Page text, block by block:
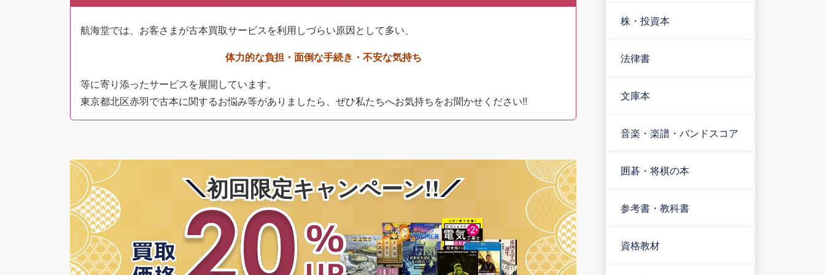
航海堂では、お客さまが古本買取サービスを利用しづらい原因として多い、
体力的な負担・面倒な手続き・不安な気持ち
等に寄り添ったサービスを展開しています。
東京都北区赤羽で古本に関するお悩み等がありましたら、ぜひ私たちへお気持ちをお聞かせください!!
初回限定キャンペーン!!
株・投資本
法律書
文庫本
音楽・楽譜・バンドスコア
囲碁・将棋の本
参考書・教科書
資格教材